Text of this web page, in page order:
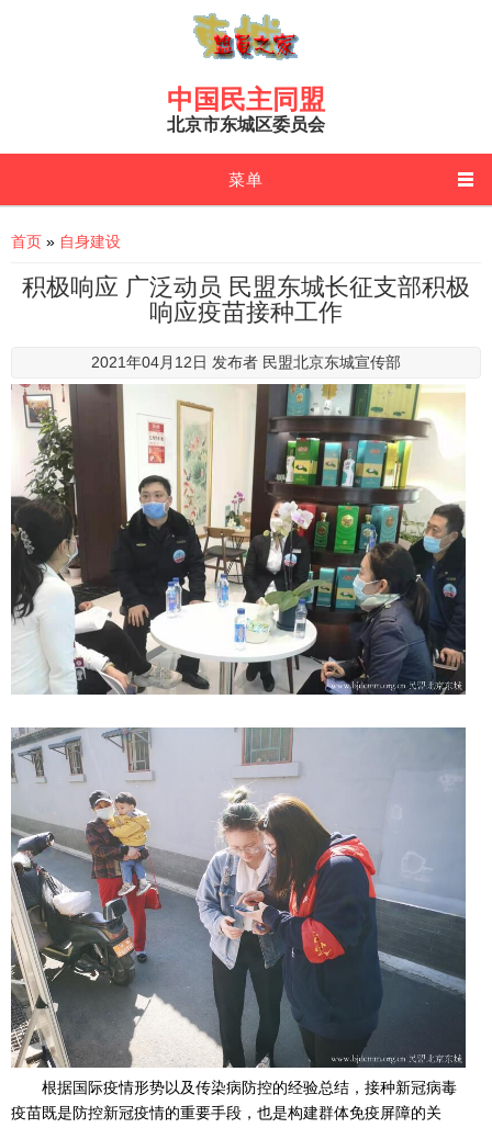
中国民主同盟
北京市东城区委员会
菜单
You are here
首页 » 自身建设
积极响应 广泛动员 民盟东城长征支部积极
响应疫苗接种工作
2021年04月12日 发布者 民盟北京东城宣传部
根据国际疫情形势以及传染病防控的经验总结，接种新冠病毒
疫苗既是防控新冠疫情的重要手段，也是构建群体免疫屏障的关